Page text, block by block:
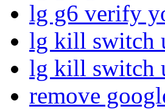
lg g6 verify
lg kill switch
lg kill switch
remove